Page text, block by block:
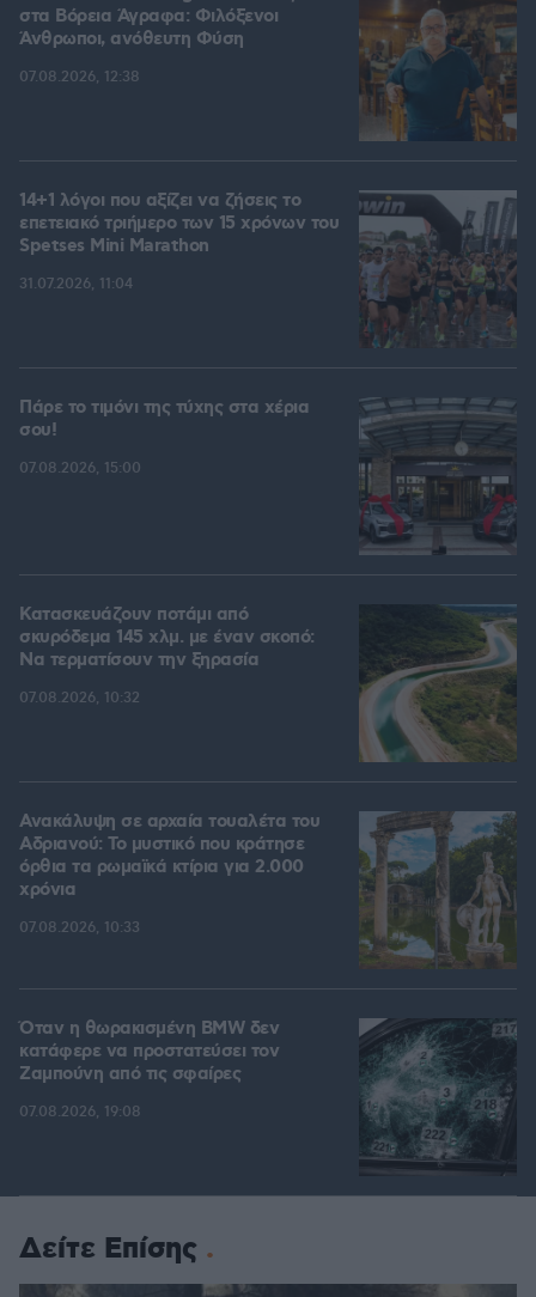
στα Βόρεια Άγραφα: Φιλόξενοι
Άνθρωποι, ανόθευτη Φύση
07.08.2026, 12:38
14+1 λόγοι που αξίζει να ζήσεις το
επετειακό τριήμερο των 15 χρόνων του
Spetses Mini Marathon
31.07.2026, 11:04
Πάρε το τιμόνι της τύχης στα χέρια
σου!
07.08.2026, 15:00
Κατασκευάζουν ποτάμι από
σκυρόδεμα 145 χλμ. με έναν σκοπό:
Να τερματίσουν την ξηρασία
07.08.2026, 10:32
Ανακάλυψη σε αρχαία τουαλέτα του
Αδριανού: Το μυστικό που κράτησε
όρθια τα ρωμαϊκά κτίρια για 2.000
χρόνια
07.08.2026, 10:33
Όταν η θωρακισμένη BMW δεν
κατάφερε να προστατεύσει τον
Ζαμπούνη από τις σφαίρες
07.08.2026, 19:08
Δείτε Επίσης